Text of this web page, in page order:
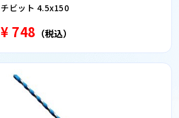
チビット 4.5x150
¥ 748 （税込）